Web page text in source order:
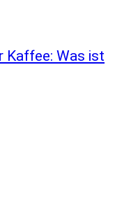
Kaffee: Was ist